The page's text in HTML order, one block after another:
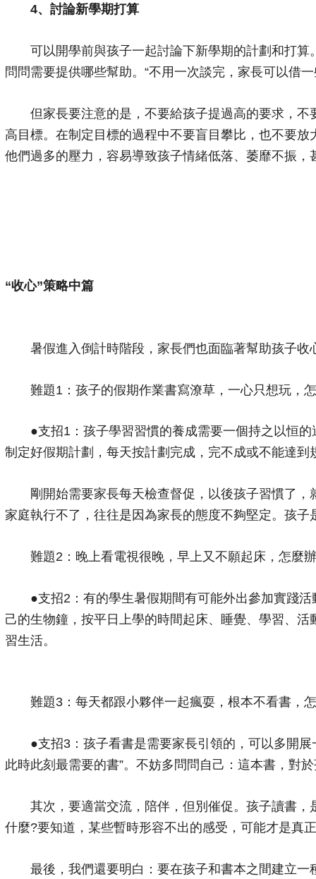
4、討論新學期打算
可以開學前與孩子一起討論下新學期的計劃和打算
問問需要提供哪些幫助。“不用一次談完，家長可以借
但家長要注意的是，不要給孩子提過高的要求，不
高目標。在制定目標的過程中不要盲目攀比，也不要
他們過多的壓力，容易導致孩子情緒低落、萎靡不振
“收心”策略中篇
暑假進入倒計時階段，家長們也面臨著幫助孩子收
難題1：孩子的假期作業書寫潦草，一心只想玩，
●支招1：孩子學習習慣的養成需要一個持之以恒的
制定好假期計劃，每天按計劃完成，完不成或不能達到
剛開始需要家長每天檢查督促，以後孩子習慣了，
家庭執行不了，往往是因為家長的態度不夠堅定。孩
難題2：晚上看電視很晚，早上又不願起床，怎麼
●支招2：有的學生暑假期間有可能外出參加實踐活
己的生物鐘，按平日上學的時間起床、睡覺、學習、
習生活。
難題3：每天都跟小夥伴一起瘋耍，根本不看書，
●支招3：孩子看書是需要家長引領的，可以多開展
此時此刻最需要的書”。不妨多問問自己：這本書，對
其次，要適當交流，陪伴，但別催促。孩子讀書，
什麼?要知道，某些暫時形容不出的感受，可能才是真
最後，我們還要明白：要在孩子和書本之間建立一